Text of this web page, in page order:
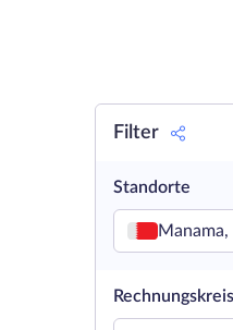
Filter
Standorte
Manama,